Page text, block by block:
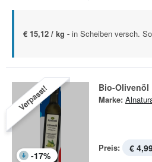
€ 15,12 / kg - in Scheiben versch.
Verpasst!
-17%
Bio-Olivenöl
Marke:
Preis: €